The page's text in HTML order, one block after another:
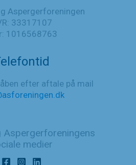
Aspergerforeningen
33317107
1016568763
efter aftale på mail
Aspergerforeningens
medier